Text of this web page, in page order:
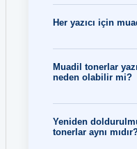
Her yazıcı için
Muadil tonerlar
neden olabilir mi?
Yeniden
tonerlar aynı